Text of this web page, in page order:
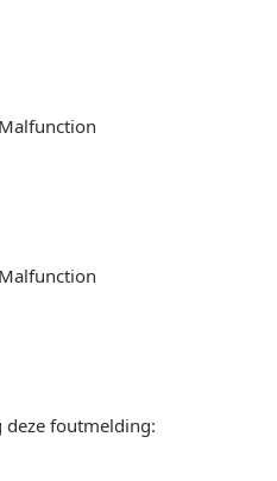
deze foutmelding: